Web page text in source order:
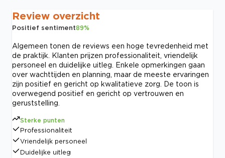
Review overzicht
Positief sentiment89%
Algemeen tonen de reviews een hoge tevredenheid met
de praktijk. Klanten prijzen professionaliteit, vriendelijk
personeel en duidelijke uitleg. Enkele opmerkingen gaan
over wachttijden en planning, maar de meeste ervaringen
zijn positief en gericht op kwalitatieve zorg. De toon is
overwegend positief en gericht op vertrouwen en
geruststelling.
Sterke punten
Professionaliteit
Vriendelijk personeel
Duidelijke uitleg